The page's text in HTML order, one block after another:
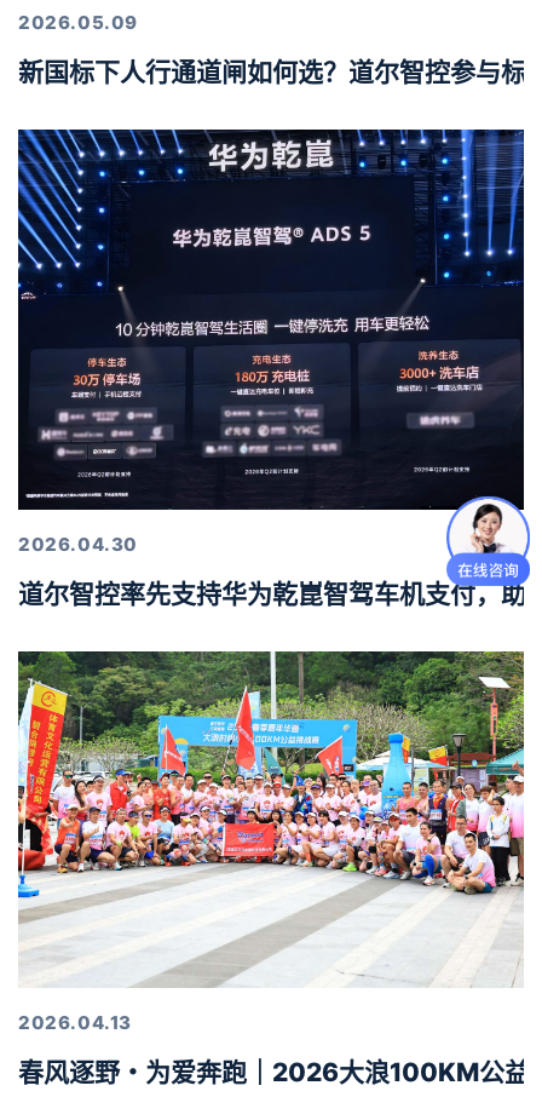
2026.05.09
新国标下人行通道闸如何选？道尔智控参与标
2026.04.30
道尔智控率先支持华为乾崑智驾车机支付，助
2026.04.13
春风逐野・为爱奔跑｜2026大浪100KM公益